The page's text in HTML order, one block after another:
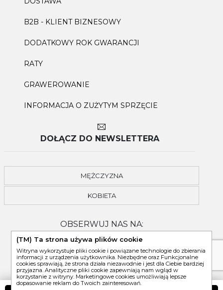
B2B - KLIENT BIZNESOWY
DODATKOWY ROK GWARANCJI
RATY
GRAWEROWANIE
INFORMACJA O ZUŻYTYM SPRZĘCIE
DOŁĄCZ DO NEWSLETTERA
MĘŻCZYZNA
KOBIETA
OBSERWUJ NAS NA:
(TM) Ta strona używa plików cookie
Witryna wykorzystuje pliki cookie i powiązane technologie do zbierania
informacji z urządzenia użytkownika. Niezbędne oraz Funkcjonalne
cookies sprawiają, że strona działa niezawodnie i jest dla Ciebie bardziej
przyjazna. Analityczne pliki cookie zapewniają nam wgląd w
korzystanie z witryny. Marketingowe cookies umożliwiają lepsze
dopasowanie reklam do Twoich zainteresowań.